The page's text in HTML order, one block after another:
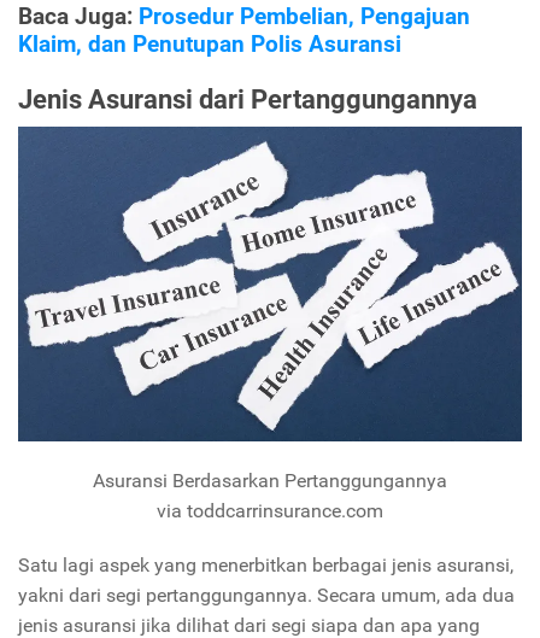
Baca Juga: Prosedur Pembelian, Pengajuan
Klaim, dan Penutupan Polis Asuransi
Jenis Asuransi dari Pertanggungannya
Asuransi Berdasarkan Pertanggungannya
via toddcarrinsurance.com
Satu lagi aspek yang menerbitkan berbagai jenis asuransi,
yakni dari segi pertanggungannya. Secara umum, ada dua
jenis asuransi jika dilihat dari segi siapa dan apa yang